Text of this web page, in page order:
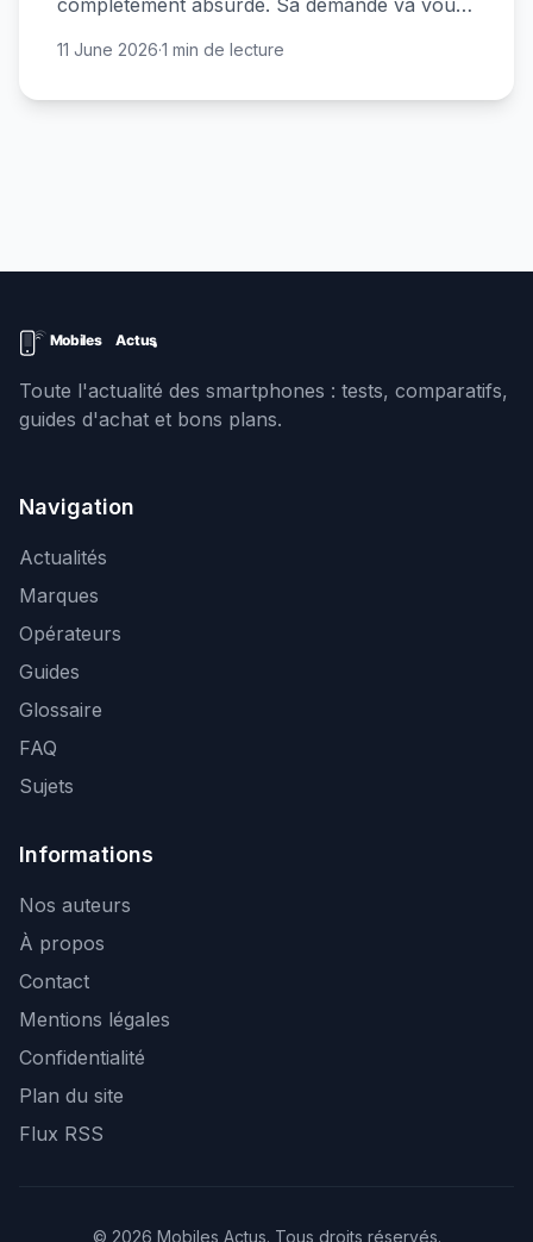
complètement absurde. Sa demande va vous
11 June 2026·1 min de lecture
Toute l'actualité des smartphones : tests, comparatifs,
guides d'achat et bons plans.
Navigation
Actualités
Marques
Opérateurs
Guides
Glossaire
FAQ
Sujets
Informations
Nos auteurs
À propos
Contact
Mentions légales
Confidentialité
Plan du site
Flux RSS
© 2026 Mobiles Actus. Tous droits réservés.